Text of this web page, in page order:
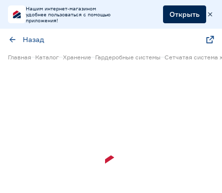
Нашим интернет-магазином
удобнее пользоваться с помощью
приложения!
Открыть
Назад
Главная Каталог Хранение Гардеробные системы Сетчатая система